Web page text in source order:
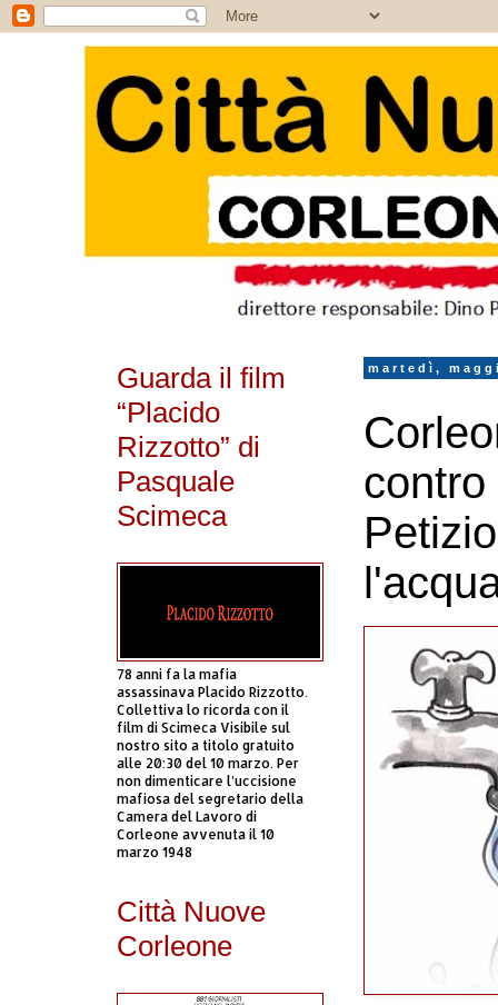
martedì,
Guarda il film
“Placido
Rizzotto” di
Pasquale
Scimeca
78 anni fa la mafia
assassinava Placido Rizzotto.
Collettiva lo ricorda con il
film di Scimeca Visibile sul
nostro sito a titolo gratuito
alle 20:30 del 10 marzo. Per
non dimenticare l’uccisione
mafiosa del segretario della
Camera del Lavoro di
Corleone avvenuta il 10
marzo 1948
Città Nuove
Corleone